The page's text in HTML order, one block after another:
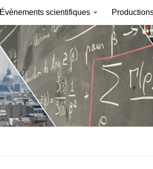
Évènements scientifiques